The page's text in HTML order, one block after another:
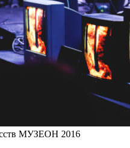
МУЗЕОН 2016